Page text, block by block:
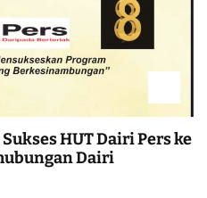
HUT Dairi Pers ke
Dairi